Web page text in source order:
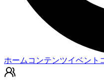
ホーム コンテンツイベント